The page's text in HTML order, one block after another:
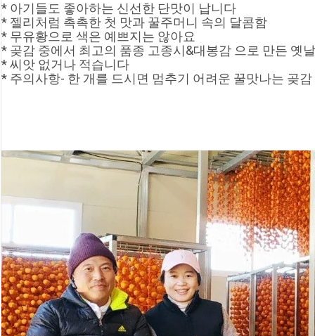
* 아기들도 좋아하는 신선한 단맛이 납니다
* 젤리처럼 촉촉한 첫 맛과 꿀주머니 속의 달콤함
* 무유황으로 색은 예쁘지는 않아요
* 곶감 중에서 최고의 품종 고종시&대봉감 으로 만든 옛
* 씨앗 없거나 적습니다
* 주의사항- 한 개를 드시면 멈추기 어려운 꿀맛나는 곶감